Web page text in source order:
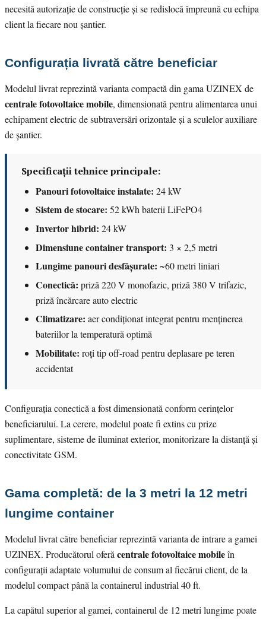
necesită autorizație de construcție și se redislocă împreună cu echipa
client la fiecare nou șantier.
Configurația livrată către beneficiar
Modelul livrat reprezintă varianta compactă din gama UZINEX de
centrale fotovoltaice mobile, dimensionată pentru alimentarea unui
echipament electric de subtraversări orizontale și a sculelor auxiliare
de șantier.
Specificații tehnice principale:
Panouri fotovoltaice instalate: 24 kW
Sistem de stocare: 52 kWh baterii LiFePO4
Invertor hibrid: 24 kW
Dimensiune container transport: 3 × 2,5 metri
Lungime panouri desfășurate: ~60 metri liniari
Conectică: priză 220 V monofazic, priză 380 V trifazic,
priză încărcare auto electric
Climatizare: aer condiționat integrat pentru menținerea
bateriilor la temperatură optimă
Mobilitate: roți tip off-road pentru deplasare pe teren
accidentat
Configurația conectică a fost dimensionată conform cerințelor
beneficiarului. La cerere, modelul poate fi extins cu prize
suplimentare, sisteme de iluminat exterior, monitorizare la distanță și
conectivitate GSM.
Gama completă: de la 3 metri la 12 metri
lungime container
Modelul livrat către beneficiar reprezintă varianta de intrare a gamei
UZINEX. Producătorul oferă centrale fotovoltaice mobileîn
configurații adaptate volumului de consum al fiecărui client, de la
modelul compact până la containerul industrial 40 ft.
La capătul superior al gamei, containerul de 12 metri lungime poate